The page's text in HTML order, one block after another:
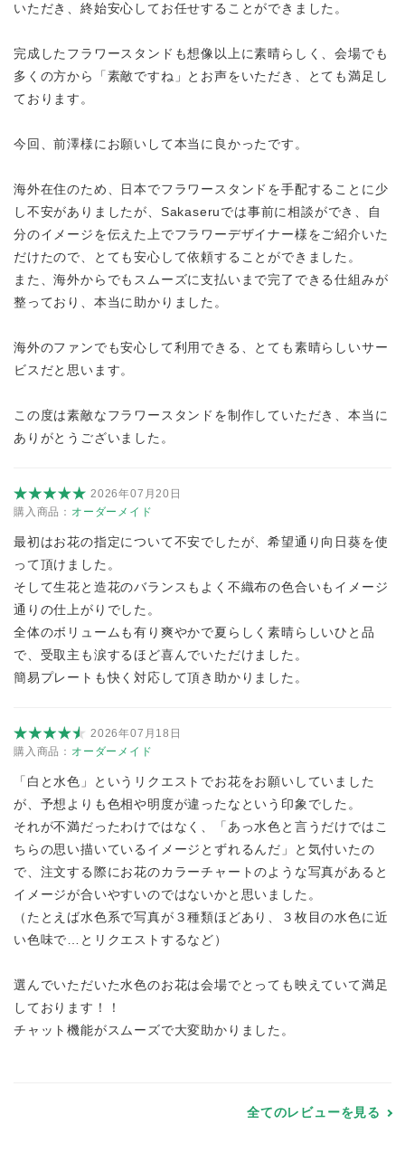
いただき、終始安心してお任せすることができました。
完成したフラワースタンドも想像以上に素晴らしく、会場でも
多くの方から「素敵ですね」とお声をいただき、とても満足し
ております。
今回、前澤様にお願いして本当に良かったです。
海外在住のため、日本でフラワースタンドを手配することに少
し不安がありましたが、Sakaseruでは事前に相談ができ、自
分のイメージを伝えた上でフラワーデザイナー様をご紹介いた
だけたので、とても安心して依頼することができました。
また、海外からでもスムーズに支払いまで完了できる仕組みが
整っており、本当に助かりました。
海外のファンでも安心して利用できる、とても素晴らしいサー
ビスだと思います。
この度は素敵なフラワースタンドを制作していただき、本当に
ありがとうございました。
2026年07月20日
購入商品： オーダーメイド
最初はお花の指定について不安でしたが、希望通り向日葵を使
って頂けました。
そして生花と造花のバランスもよく不織布の色合いもイメージ
通りの仕上がりでした。
全体のボリュームも有り爽やかで夏らしく素晴らしいひと品
で、受取主も涙するほど喜んでいただけました。
簡易プレートも快く対応して頂き助かりました。
2026年07月18日
購入商品： オーダーメイド
「白と水色」というリクエストでお花をお願いしていました
が、予想よりも色相や明度が違ったなという印象でした。
それが不満だったわけではなく、「あっ水色と言うだけではこ
ちらの思い描いているイメージとずれるんだ」と気付いたの
で、注文する際にお花のカラーチャートのような写真があると
イメージが合いやすいのではないかと思いました。
（たとえば水色系で写真が３種類ほどあり、３枚目の水色に近
い色味で…とリクエストするなど）
選んでいただいた水色のお花は会場でとっても映えていて満足
しております！！
チャット機能がスムーズで大変助かりました。
全てのレビューを見る